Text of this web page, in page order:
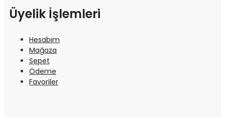
Üyelik İşlemleri
Hesabım
Mağaza
Sepet
Ödeme
Favoriler